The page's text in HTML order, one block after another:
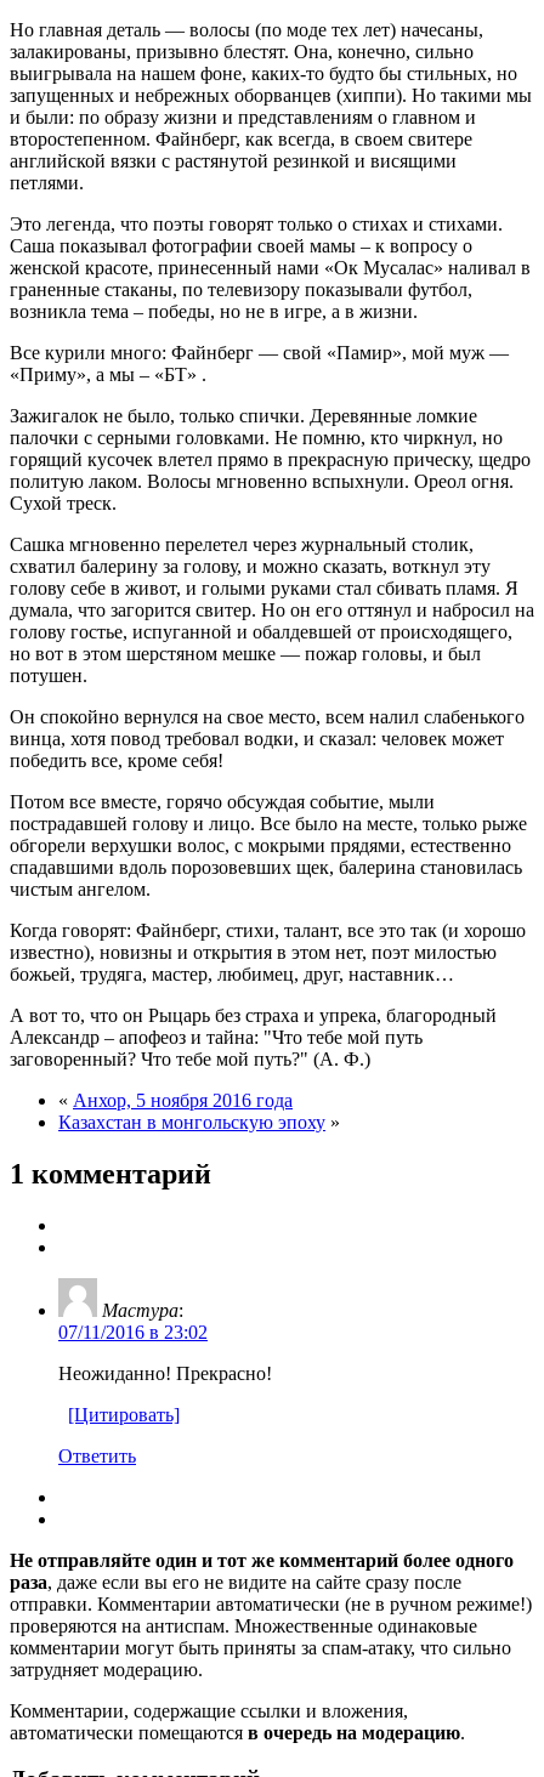
Но главная деталь — волосы (по моде тех лет) начесаны,
залакированы, призывно блестят. Она, конечно, сильно
выигрывала на нашем фоне, каких-то будто бы стильных, но
запущенных и небрежных оборванцев (хиппи). Но такими мы
и были: по образу жизни и представлениям о главном и
второстепенном. Файнберг, как всегда, в своем свитере
английской вязки с растянутой резинкой и висящими
петлями.
Это легенда, что поэты говорят только о стихах и стихами.
Саша показывал фотографии своей мамы – к вопросу о
женской красоте, принесенный нами «Ок Мусалас» наливал в
граненные стаканы, по телевизору показывали футбол,
возникла тема – победы, но не в игре, а в жизни.
Все курили много: Файнберг — свой «Памир», мой муж —
«Приму», а мы – «БТ» .
Зажигалок не было, только спички. Деревянные ломкие
палочки с серными головками. Не помню, кто чиркнул, но
горящий кусочек влетел прямо в прекрасную прическу, щедро
политую лаком. Волосы мгновенно вспыхнули. Ореол огня.
Сухой треск.
Сашка мгновенно перелетел через журнальный столик,
схватил балерину за голову, и можно сказать, воткнул эту
голову себе в живот, и голыми руками стал сбивать пламя. Я
думала, что загорится свитер. Но он его оттянул и набросил на
голову гостье, испуганной и обалдевшей от происходящего,
но вот в этом шерстяном мешке — пожар головы, и был
потушен.
Он спокойно вернулся на свое место, всем налил слабенького
винца, хотя повод требовал водки, и сказал: человек может
победить все, кроме себя!
Потом все вместе, горячо обсуждая событие, мыли
пострадавшей голову и лицо. Все было на месте, только рыже
обгорели верхушки волос, с мокрыми прядями, естественно
спадавшими вдоль порозовевших щек, балерина становилась
чистым ангелом.
Когда говорят: Файнберг, стихи, талант, все это так (и хорошо
известно), новизны и открытия в этом нет, поэт милостью
божьей, трудяга, мастер, любимец, друг, наставник…
А вот то, что он Рыцарь без страха и упрека, благородный
Александр – апофеоз и тайна:
Что тебе мой путь
заговоренный? Что тебе мой путь?
(А. Ф.)
« Анхор, 5 ноября 2016 года
Казахстан в монгольскую эпоху »
1 комментарий
Мастура:
07/11/2016 в 23:02
Неожиданно! Прекрасно!
[Цитировать]
Ответить
Не отправляйте один и тот же комментарий более одного
раза, даже если вы его не видите на сайте сразу после
отправки. Комментарии автоматически (не в ручном режиме!)
проверяются на антиспам. Множественные одинаковые
комментарии могут быть приняты за спам-атаку, что сильно
затрудняет модерацию.
Комментарии, содержащие ссылки и вложения,
автоматически помещаются в очередь на модерацию.